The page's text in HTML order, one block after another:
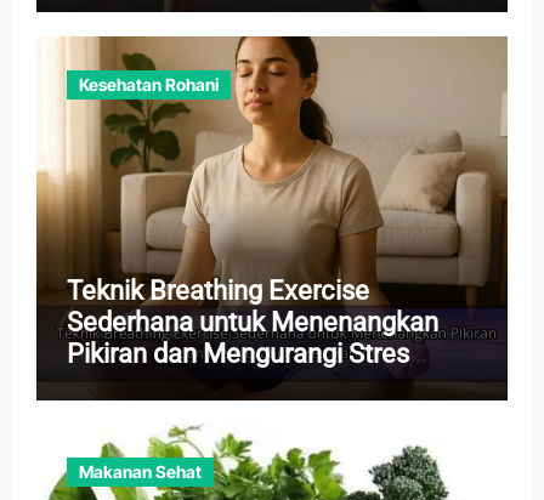
Kesehatan Rohani
Teknik Breathing Exercise
Sederhana untuk Menenangkan
Pikiran dan Mengurangi Stres
Harian
Makanan Sehat